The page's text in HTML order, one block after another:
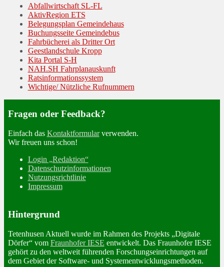
Abfallwirtschaft SL-FL
AktivRegion ETS
Belegungsplan Gemeindehaus
Buchungsseite Gemeindebus
Fahrbücherei als Dritter Ort
Geestlandschule Kropp
Kita Portal S-H
NAH.SH Fahrplanauskunft
Ratsinformationssystem
Wichtige/ Nützliche Rufnummern
Fragen oder Feedback?
Einfach das Kontaktformularverwenden.
Wir freuen uns schon!
Login „Redaktion“
Datenschutzinformationen
Nutzungsrichtlinie
Impressum
Hintergrund
Tetenhusen Aktuell wurde im Rahmen des Projekts „Digitale
Dörfer“ vom Fraunhofer IESE entwickelt. Das Fraunhofer IESE
gehört zu den weltweit führenden Forschungseinrichtungen auf
dem Gebiet der Software- und Systementwicklungsmethoden.